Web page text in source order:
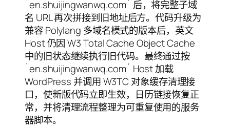
`en.shuijingwanwq.com` 后，将完整子域
名 URL 再次拼接到旧地址后方。代码升级为
兼容 Polylang 多域名模式的版本后，英文
Host 仍因 W3 Total Cache Object Cache
中的旧状态继续执行旧代码。最终通过按
`en.shuijingwanwq.com` Host 加载
WordPress 并调用 W3TC 对象缓存清理接
口，使新版代码立即生效，日历链接恢复正
常，并将清理流程整理为可重复使用的服务
器脚本。